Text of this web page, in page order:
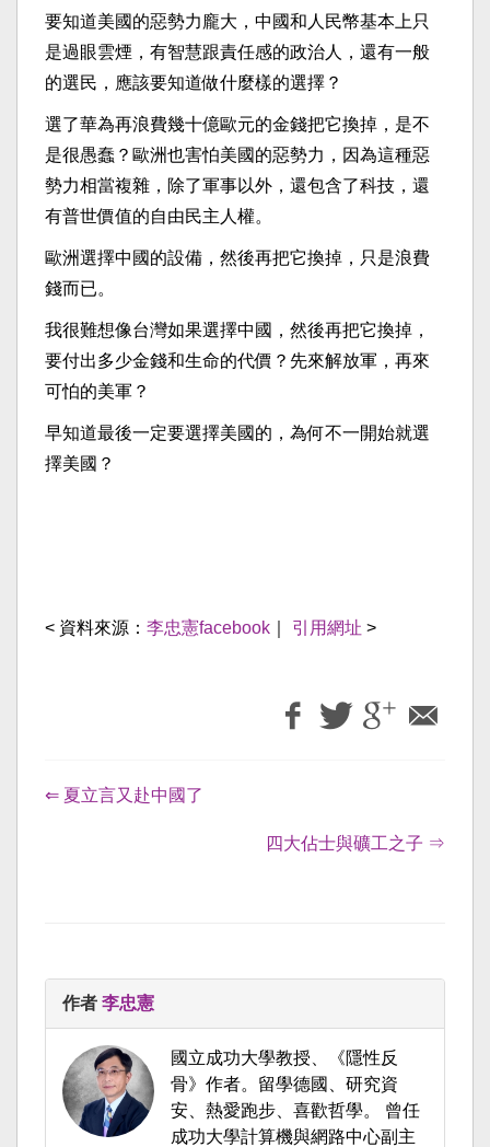
要知道美國的惡勢力龐大，中國和人民幣基本上只
是過眼雲煙，有智慧跟責任感的政治人，還有一般
的選民，應該要知道做什麼樣的選擇？
選了華為再浪費幾十億歐元的金錢把它換掉，是不
是很愚蠢？歐洲也害怕美國的惡勢力，因為這種惡
勢力相當複雜，除了軍事以外，還包含了科技，還
有普世價值的自由民主人權。
歐洲選擇中國的設備，然後再把它換掉，只是浪費
錢而已。
我很難想像台灣如果選擇中國，然後再把它換掉，
要付出多少金錢和生命的代價？先來解放軍，再來
可怕的美軍？
早知道最後一定要選擇美國的，為何不一開始就選
擇美國？
< 資料來源： 李忠憲facebook 引用網址 >
⇐ 夏立言又赴中國了
四大佔士與礦工之子 ⇒
作者 李忠憲
國立成功大學教授、《隱性反
骨》作者。留學德國、研究資
安、熱愛跑步、喜歡哲學。 曾任
成功大學計算機與網路中心副主